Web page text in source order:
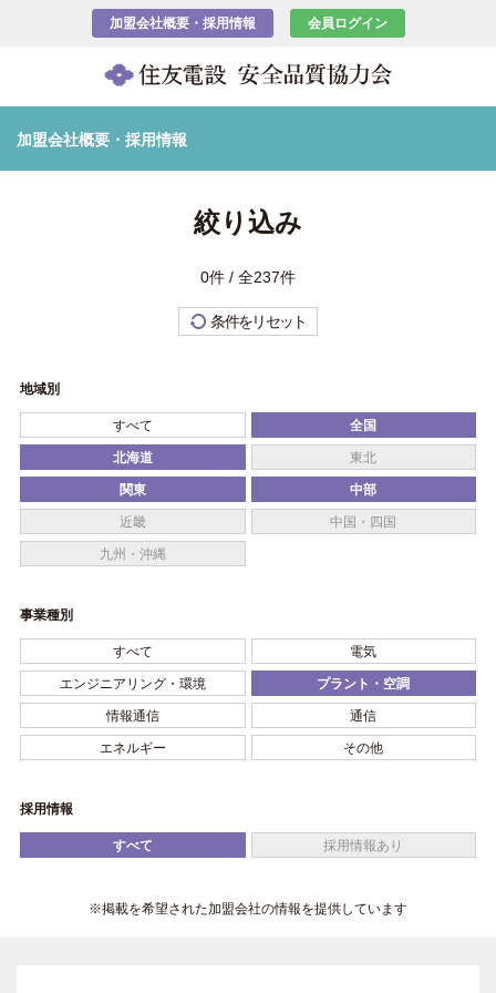
加盟会社概要・採用情報 会員ログイン
加盟会社概要・採用情報
絞り込み
0件 / 全237件
条件をリセット
地域別
すべて 全国
北海道 東北
関東 中部
近畿 中国・四国
九州・沖縄
事業種別
すべて 電気
エンジニアリング・環境 プラント・空調
情報通信 通信
エネルギー その他
採用情報
すべて 採用情報あり
※掲載を希望された加盟会社の情報を提供しています